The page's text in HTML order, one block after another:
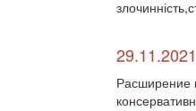
Расширение